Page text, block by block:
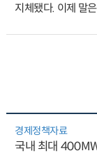
지체됐다. 이제 말
경제정책자료
국내 최대